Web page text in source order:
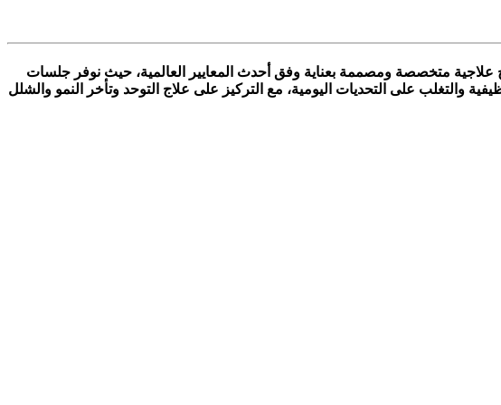
علاجية متخصصة ومصممة بعناية وفق أحدث المعايير العالمية، حيث نوفر جلسات
والتغلب على التحديات اليومية، مع التركيز على علاج التوحد وتأخر النمو والشلل